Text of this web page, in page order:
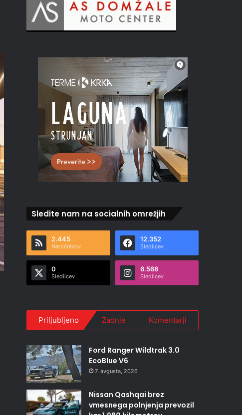
Sledite nam na socialnih omrežjih
2.445
Naročnikov
12.352
Sledilcev
0
Sledilcev
6.568
Sledilcev
Priljubljeno Zadnje Komentarji
Ford Ranger Wildtrak 3.0
EcoBlue V6
7. avgusta, 2026
Nissan Qashqai brez
vmesnega polnjenja prevozil